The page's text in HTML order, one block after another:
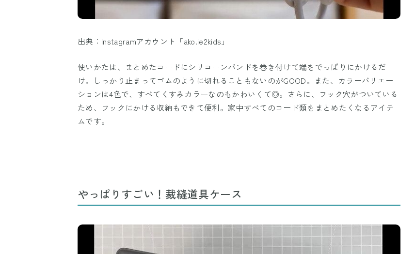
出典：Instagramアカウント「ako.ie2kids」
使いかたは、まとめたコードにシリコーンバンドを巻き付けて端をでっぱりにかけるだ
け。しっかり止まってゴムのように切れることもないのがGOOD。また、カラーバリエー
ションは4色で、すべてくすみカラーなのもかわいくて◎。さらに、フック穴がついている
ため、フックにかける収納もできて便利。家中すべてのコード類をまとめたくなるアイテ
ムです。
やっぱりすごい！裁縫道具ケース